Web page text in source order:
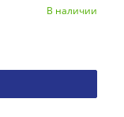
В наличии